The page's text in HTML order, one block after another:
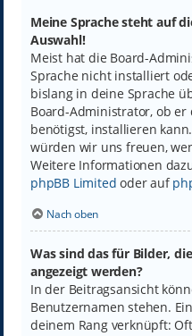
Meine Sprache steht auf
Auswahl!
Meist hat die Board-
Sprache nicht installiert
bislang in deine Sprache
Board-Administrator, ob er
benötigst, installieren
würden wir uns freuen,
Weitere Informationen
phpBB Limited oder auf
Nach oben
Was sind das für Bilder,
angezeigt werden?
In der Beitragsansicht
Benutzernamen stehen.
deinem Rang verknüpft: